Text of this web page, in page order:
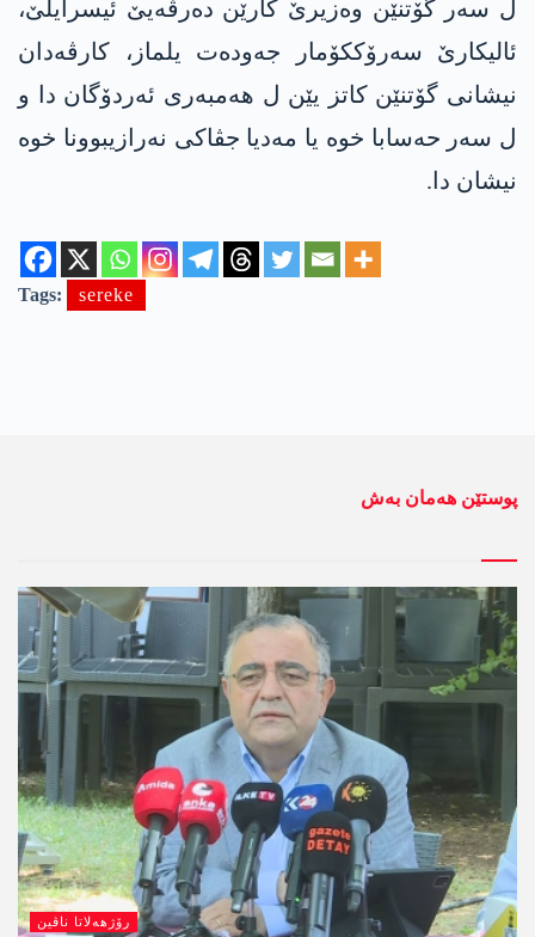
ل سەر گۆتنێن وەزیرێ کارێن دەرڤەیێ ئیسرایلێ،
ئالیکارێ سەرۆککۆمار جەودەت یلماز، کارڤەدان
نیشانی گۆتنێن کاتز یێن ل ھەمبەری ئەردۆگان دا و
ل سەر حەسابا خوە یا مەدیا جڤاکی نەرازیبوونا خوە
نیشان دا.
Tags: sereke
پوستێن ھەمان بەش
رۆژھەلاتا ناڤین